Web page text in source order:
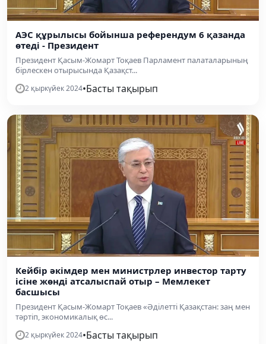
АЭС құрылысы бойынша референдум 6 қазанда
өтеді - Президент
Президент Қасым-Жомарт Тоқаев Парламент палаталарының
бірлескен отырысында Қазақст...
2 қыркүйек 2024•Басты тақырып
Кейбір әкімдер мен министрлер инвестор тарту
ісіне жөнді атсалыспай отыр – Мемлекет
басшысы
Президент Қасым-Жомарт Тоқаев «Әділетті Қазақстан: заң мен
тәртіп, экономикалық өс...
2 қыркүйек 2024•Басты тақырып